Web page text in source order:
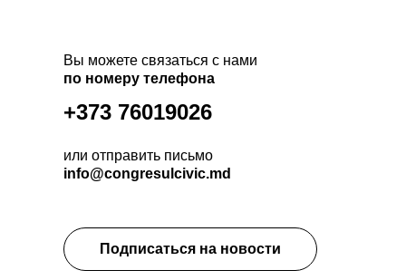
Вы можете связаться с нами
по номеру телефона
+373 76019026
или отправить письмо
info@congresulcivic.md
Подписаться на новости